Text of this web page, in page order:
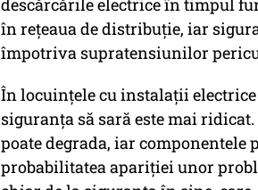
descărcările electrice în timpul
în rețeaua de distribuție, iar
împotriva supratensiunilor
În locuințele cu instalații
siguranța să sară este mai
poate degrada, iar componentele
probabilitatea apariției unor